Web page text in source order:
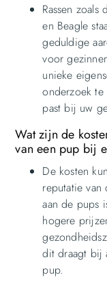
Rassen
en Beagle
geduldige
voor
unieke
onderzoek
past bij uw
Wat zijn de
van een pup bij
De kosten
reputatie
aan de pups
hogere
dit draagt bij
pup.